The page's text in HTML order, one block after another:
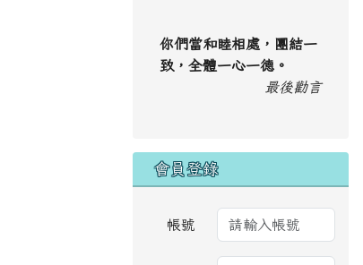
你們當和睦相處，團結一
致，全體一心一德。
最後勸言
會員登錄
帳號